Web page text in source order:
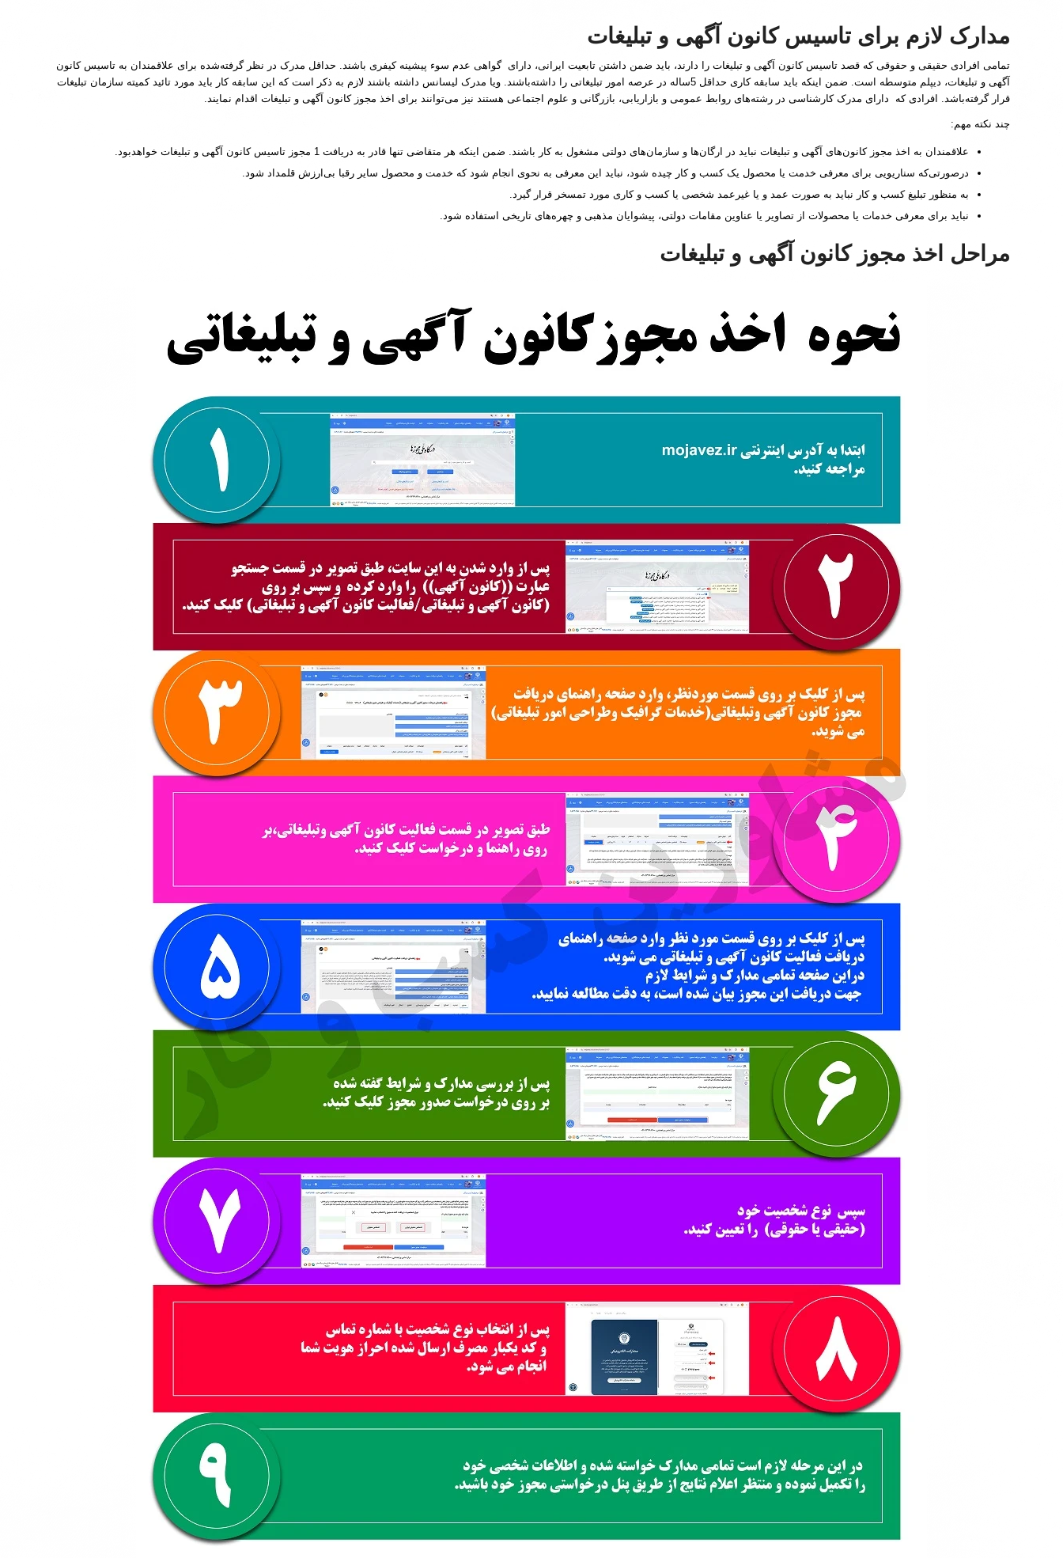
مدارک لازم برای تاسیس کانون آگهی و تبلیغات
تمامی افرادی حقیقی و حقوقی که قصد تاسیس کانون آگهی و تبلیغات را دارند، باید ضمن داشتن تابعیت ایرانی، دارای گواهی عدم سوء پیشینه کیفری باشند. حداقل مدرک در نظر گرفته‌شده برای علاقمندان به تاسیس کانون
آگهی و تبلیغات، دیپلم متوسطه است. ضمن اینکه باید سابقه کاری حداقل 5ساله در عرصه امور تبلیغاتی را داشته‌باشند. ویا مدرک لیسانس داشته باشند لازم به ذکر است که این سابقه کار باید مورد تائید کمیته سازمان تبلیغات
قرار گرفته‌باشد. افرادی که دارای مدرک کارشناسی در رشته‌های روابط عمومی و بازاریابی، بازرگانی و علوم اجتماعی هستند نیز می‌توانند برای اخذ مجوز کانون آگهی و تبلیغات اقدام نمایند.
چند نکته مهم:
علاقمندان به اخذ مجوز کانون‌های آگهی و تبلیغات نباید در ارگان‌ها و سازمان‌های دولتی مشغول به کار باشند. ضمن اینکه هر متقاضی تنها قادر به دریافت 1 مجوز تاسیس کانون آگهی و تبلیغات خواهدبود.
درصورتی‌که سناریویی برای معرفی خدمت یا محصول یک کسب و کار چیده شود، نباید این معرفی به نحوی انجام شود که خدمت و محصول سایر رقبا بی‌ارزش قلمداد شود.
به منظور تبلیغ کسب و کار نباید به صورت عمد و یا غیرعمد شخصی یا کسب و کاری مورد تمسخر قرار گیرد.
نباید برای معرفی خدمات یا محصولات از تصاویر یا عناوین مقامات دولتی، پیشوایان مذهبی و چهره‌های تاریخی استفاده شود.
مراحل اخذ مجوز کانون آگهی و تبلیغات